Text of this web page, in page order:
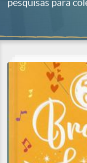
pesquisas para